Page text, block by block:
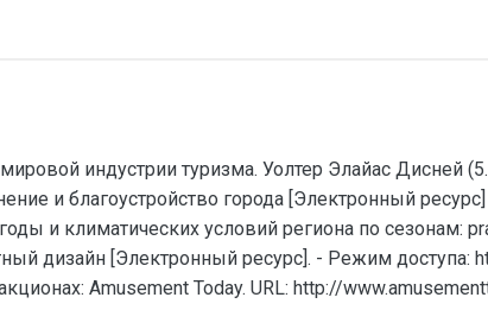
индустрии туризма. Уолтер Элайас Дисней
и благоустройство города [Электронный
и климатических условий региона по сезонам:
дизайн [Электронный ресурс]. - Режим доступа:
Amusement Today. URL: http://